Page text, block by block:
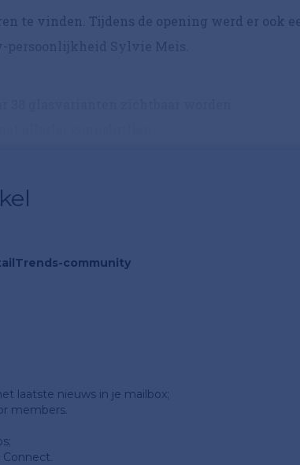
te vinden. Tijdens de opening werd er ook
community
laatste nieuws in je mailbox;
members.